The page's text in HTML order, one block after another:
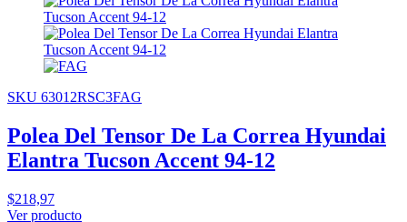
SKU 63012RSC3FAG
Polea Del Tensor De La Correa Hyundai
Elantra Tucson Accent 94-12
$218,97
Ver producto